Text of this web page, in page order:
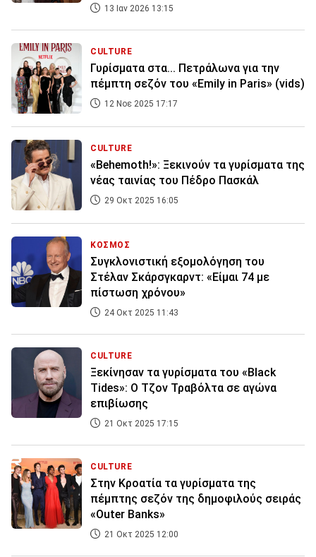
13 Ιαν 2026 13:15
CULTURE
Γυρίσματα στα... Πετράλωνα για την
πέμπτη σεζόν του «Emily in Paris» (vids)
12 Νοε 2025 17:17
CULTURE
«Behemoth!»: Ξεκινούν τα γυρίσματα της
νέας ταινίας του Πέδρο Πασκάλ
29 Οκτ 2025 16:05
ΚΟΣΜΟΣ
Συγκλονιστική εξομολόγηση του
Στέλαν Σκάρσγκαρντ: «Είμαι 74 με
πίστωση χρόνου»
24 Οκτ 2025 11:43
CULTURE
Ξεκίνησαν τα γυρίσματα του «Black
Tides»: O Τζον Τραβόλτα σε αγώνα
επιβίωσης
21 Οκτ 2025 17:15
CULTURE
Στην Κροατία τα γυρίσματα της
πέμπτης σεζόν της δημοφιλούς σειράς
«Outer Banks»
21 Οκτ 2025 12:00